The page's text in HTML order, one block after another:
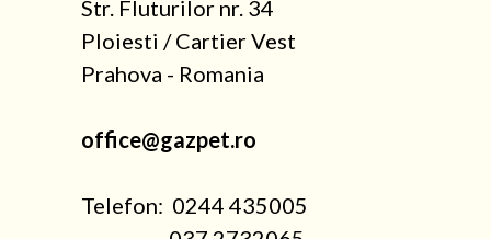
Str. Fluturilor nr. 34
Ploiesti / Cartier Vest
Prahova - Romania
office@gazpet.ro
Telefon: 0244 435005